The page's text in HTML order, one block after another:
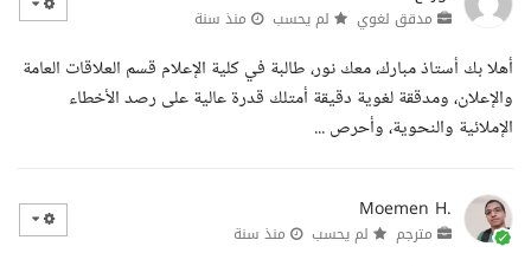
مدقق لغوي لم يحسب منذ سنة
أهلا بك أستاذ مبارك، معك نور، طالبة في كلية الإعلام قسم العلاقات العامة
والإعلان، ومدققة لغوية دقيقة أمتلك قدرة عالية على رصد الأخطاء
الإملائية والنحوية، وأحرص ...
Moemen H.
مترجم لم يحسب منذ سنة